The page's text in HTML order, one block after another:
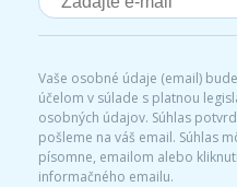
Vaše osobné údaje (email)
účelom v súlade s platnou
osobných údajov. Súhlas
pošleme na váš email. Súhlas
písomne, emailom alebo
informačného emailu.